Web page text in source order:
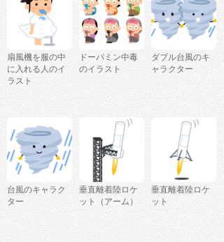
扇風機を服の中
に入れる人のイ
ラスト
ドーパミン中毒
のイラスト
ダブル台風のキ
ャラクター
台風のキャラク
ター
垂直離着陸ロケ
ット（アーム）
垂直離着陸ロケ
ット